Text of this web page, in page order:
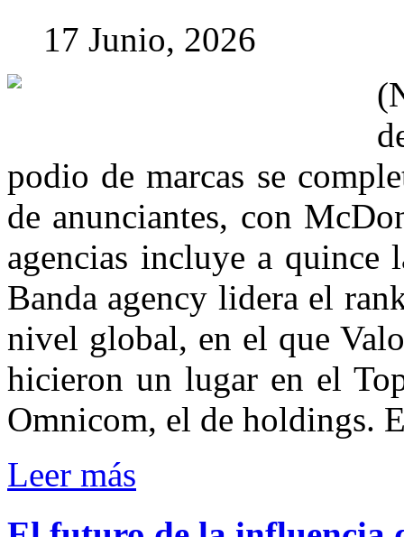
17 Junio, 2026
podio de marcas se
de anunciantes, con
agencias incluye a quince
Banda agency lidera el
nivel global, en el que
hicieron un lugar en el
Omnicom, el de holdings.
Leer más